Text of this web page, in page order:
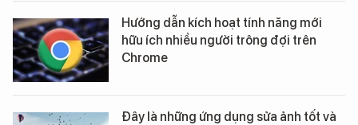
Hướng dẫn kích hoạt tính năng mới
hữu ích nhiều người trông đợi trên
Chrome
Đây là những ứng dụng sửa ảnh tốt và